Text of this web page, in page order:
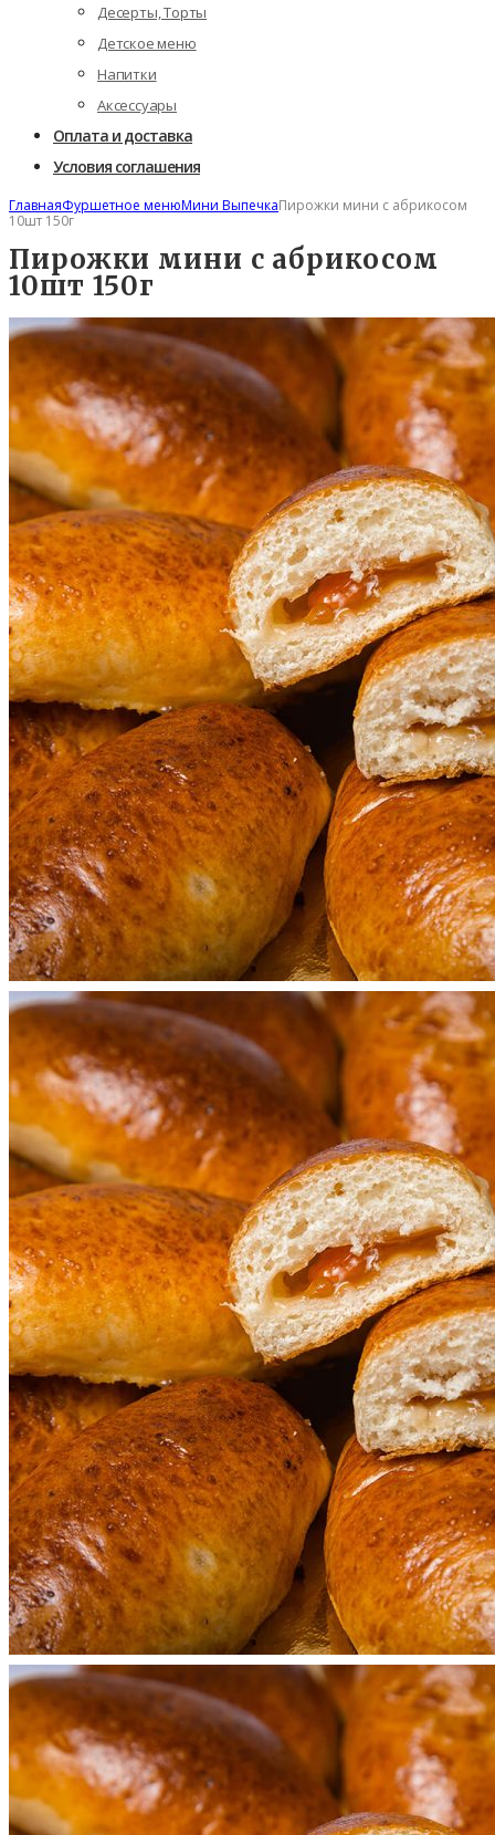
Десерты, Торты
Детское меню
Напитки
Аксессуары
Оплата и доставка
Условия соглашения
ГлавнаяФуршетное менюМини ВыпечкаПирожки мини с абрикосом
10шт 150г
Пирожки мини с абрикосом
10шт 150г